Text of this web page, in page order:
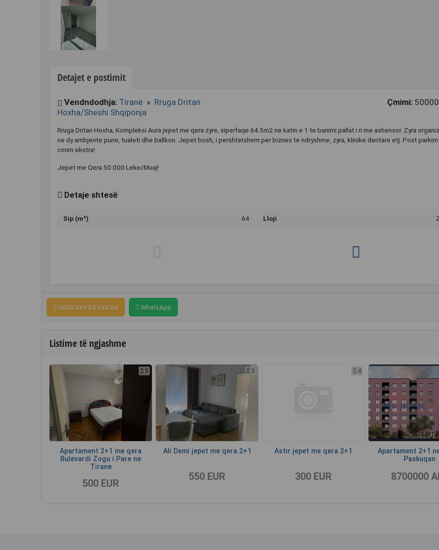
Detajet e postimit
Vendndodhja: Tiranë » Rruga Dritan
Hoxha/Sheshi Shqiponja
Çmimi:
Rruga Dritan Hoxha, Kompleksi Aura jepet me qera zyre, siperfaqe 64.5m2 ne katin e 1 te banimi pallat i ri me ashensor. Zyra
ne dy ambjente pune, tualeti dhe ballkon. Jepet bosh, i pershtatshem per biznes te ndryshme, zyra, klinike dentare etj. Post
cmim ekstra!
Jepet me Qera 50 000 Leke/Muaj!
Detaje shtesë
Sip (m²) 64 Lloji
003XXXXXXXXXXX WhatsApp
Listime të ngjashme
5
Apartament 2+1 me qera
Bulevardi Zogu i Pare ne
Tirane
500 EUR
5
Ali Demi jepet me qera 2+1
550 EUR
4
Astir jepet me qera 2+1
300 EUR
Apartament 2+1
Paskuqan
8700000